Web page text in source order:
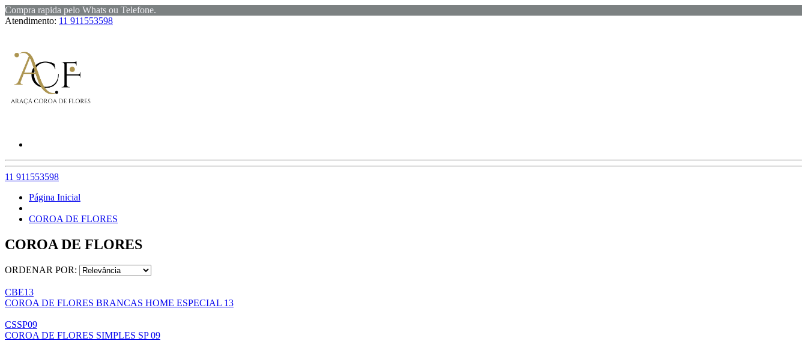
Compra rapida pelo Whats ou Telefone.
Atendimento: 11 911553598
11 911553598
Página Inicial
COROA DE FLORES
COROA DE FLORES
ORDENAR POR:
CBE13
COROA DE FLORES BRANCAS HOME ESPECIAL 13
CSSP09
COROA DE FLORES SIMPLES SP 09